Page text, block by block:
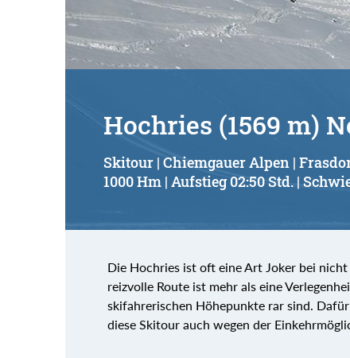
Hochries (1569 m)
Skitour | Chiemgauer Alpen |
1000 Hm | Aufstieg 02:50 Std. |
Die Hochries ist oft eine Art Joker bei
reizvolle Route ist mehr als eine
skifahrerischen Höhepunkte rar sind.
diese Skitour auch wegen der